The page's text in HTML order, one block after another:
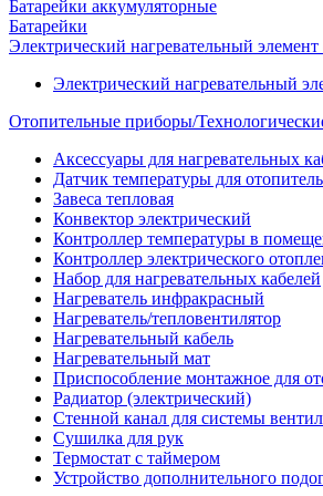
Батарейки аккумуляторные
Батарейки
Электрический нагревательный
Электрический нагревательный
Отопительные приборы/
Аксессуары для нагревательных
Датчик температуры для
Завеса тепловая
Конвектор электрический
Контроллер температуры в
Контроллер электрического
Набор для нагревательных кабелей
Нагреватель инфракрасный
Нагреватель/тепловентилятор
Нагревательный кабель
Нагревательный мат
Приспособление монтажное для
Радиатор (электрический)
Стенной канал для системы
Сушилка для рук
Термостат с таймером
Устройство дополнительного